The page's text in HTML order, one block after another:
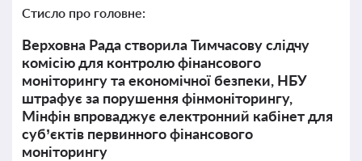
Стисло про головне:
Верховна Рада створила Тимчасову слідчу
комісію для контролю фінансового
моніторингу та економічної безпеки, НБУ
штрафує за порушення фінмоніторингу,
Мінфін впроваджує електронний кабінет для
суб’єктів первинного фінансового
моніторингу